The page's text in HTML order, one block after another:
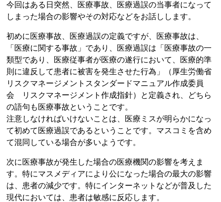
今回はある日突然、医療事故、医療過誤の当事者になって
しまった場合の影響やその対応などをお話しします。
初めに医療事故、医療過誤の定義ですが、医療事故は、
「医療に関する事故」であり、医療過誤は「医療事故の一
類型であり、医療従事者が医療の遂行において、医療的準
則に違反して患者に被害を発生させた行為」（厚生労働省
リスクマネージメントスタンダードマニュアル作成委員
会 リスクマネージメント作成指針）と定義され、どちら
の語句も医療事故ということです。
注意しなければいけないことは、医療ミスが明らかになっ
て初めて医療過誤であるということです。マスコミを含め
て混同している場合が多いようです。
次に医療事故が発生した場合の医療機関の影響を考えま
す。特にマスメディアにより公になった場合の最大の影響
は、患者の減少です。特にインターネットなどが普及した
現代においては、患者は敏感に反応します。